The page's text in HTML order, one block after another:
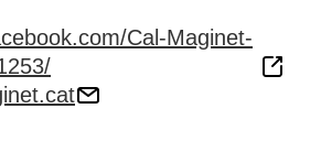
Cal-Maginet-